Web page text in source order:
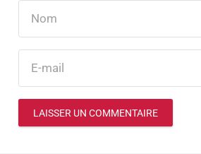
LAISSER UN COMMENTAIRE